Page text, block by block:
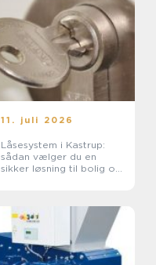
11. juli 2026
Låsesystem i Kastrup:
sådan vælger du en
sikker løsning til bolig og